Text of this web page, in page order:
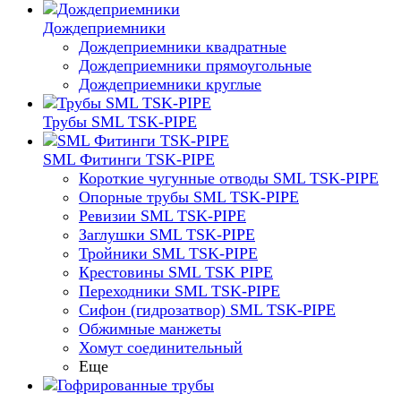
Дождеприемники
Дождеприемники квадратные
Дождеприемники прямоугольные
Дождеприемники круглые
Трубы SML TSK-PIPE
SML Фитинги TSK-PIPE
Короткие чугунные отводы SML TSK-PIPE
Опорные трубы SML TSK-PIPE
Ревизии SML TSK-PIPE
Заглушки SML TSK-PIPE
Тройники SML TSK-PIPE
Крестовины SML TSK PIPE
Переходники SML TSK-PIPE
Сифон (гидрозатвор) SML TSK-PIPE
Обжимные манжеты
Хомут соединительный
Еще